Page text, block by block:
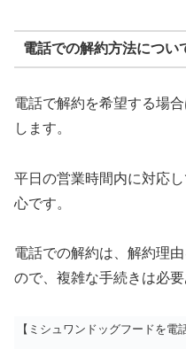
電話での解約方法につい
電話で解約を希望する場
します。
平日の営業時間内に対応
心です。
電話での解約は、解約理
ので、複雑な手続きは必要
【ミシュワンドッグフードを電